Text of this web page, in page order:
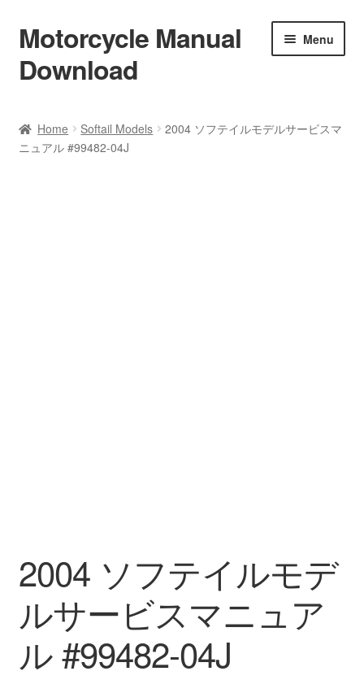
Skip
to
navigation
Skip
to
content
Motorcycle Manual
Download
Menu
Shop
Home Softail Models
2004 ソフテイルモデルサービスマ
ニュアル #99482-04J
2004 ソフテイルモデ
ルサービスマニュア
ル #99482-04J